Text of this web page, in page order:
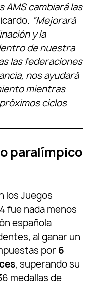
AMS cambiará las
“Mejorará
y la
de nuestra
las federaciones
nos ayudará
mientras
ciclos
paralímpico
los Juegos
fue nada menos
española
al ganar un
por 6
, superando su
medallas de